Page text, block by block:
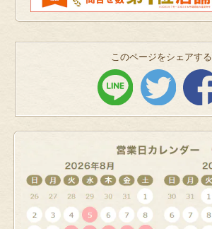
このページをシェアする